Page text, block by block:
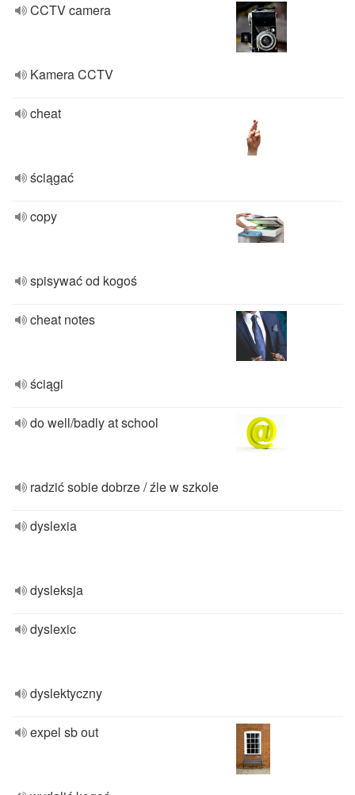
CCTV camera
Kamera CCTV
cheat
ściągać
copy
spisywać od kogoś
cheat notes
ściągi
do well/badly at school
radzić sobie dobrze / źle w szkole
dyslexia
dysleksja
dyslexic
dyslektyczny
expel sb out